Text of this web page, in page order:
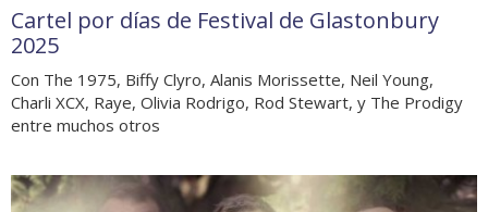
Cartel por días de Festival de Glastonbury
2025
Con The 1975, Biffy Clyro, Alanis Morissette, Neil Young,
Charli XCX, Raye, Olivia Rodrigo, Rod Stewart, y The Prodigy
entre muchos otros